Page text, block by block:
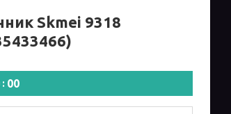
Skmei 9318
00